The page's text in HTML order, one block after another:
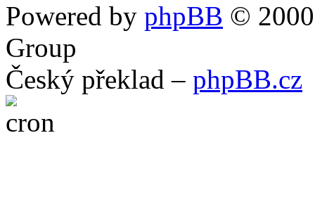
Powered by phpBB ©
Group
Český překlad – phpBB.cz